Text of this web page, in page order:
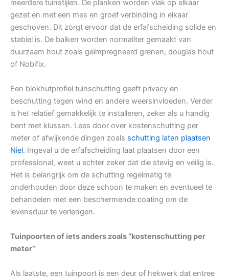
meerdere tuinstijlen. De planken worden vlak op elkaar
gezet en met een mes en groef verbinding in elkaar
geschoven. Dit zorgt ervoor dat de erfafscheiding solide en
stabiel is. De balken worden normaliter gemaakt van
duurzaam hout zoals geïmpregneerd grenen, douglas hout
of Nobifix.
Een blokhutprofiel tuinschutting geeft privacy en
beschutting tegen wind en andere weersinvloeden. Verder
is het relatief gemakkelijk te installeren, zeker als u handig
bent met klussen. Lees door over kostenschutting per
meter of afwijkende dingen zoals schutting laten plaatsen
Niel. Ingeval u de erfafscheiding laat plaatsen door een
professional, weet u echter zeker dat die stevig en veilig is.
Het is belangrijk om de schutting regelmatig te
onderhouden door deze schoon te maken en eventueel te
behandelen met een beschermende coating om de
levensduur te verlengen.
Tuinpoorten of iets anders zoals “kostenschutting per
meter”
Als laatste, een tuinpoort is een deur of hekwerk dat entree